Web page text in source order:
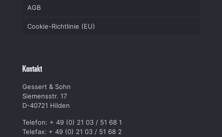
AGB
Cookie-Richtlinie (EU)
Kontakt
Gessert & Sohn
Siemensstr. 17
D-40721 Hilden
Telefon: + 49 (0) 21 03 / 51 68 1
Telefax: + 49 (0) 21 03 / 51 68 2